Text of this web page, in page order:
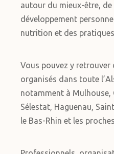
autour du mieux-être,
développement
nutrition et des
Vous pouvez y retrouver
organisés dans toute
notamment à Mulhouse,
Sélestat, Haguenau,
le Bas-Rhin et les